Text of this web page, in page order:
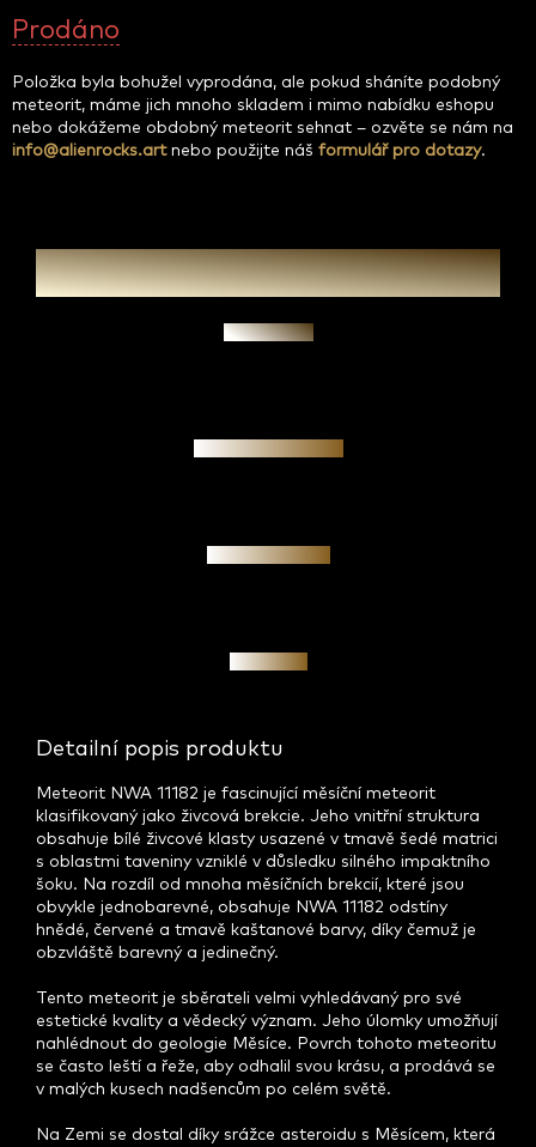
cena:
Prodáno
Položka byla bohužel vyprodána, ale pokud sháníte podobný
meteorit, máme jich mnoho skladem i mimo nabídku eshopu
nebo dokážeme obdobný meteorit sehnat – ozvěte se nám na
info@alienrocks.artnebo použijte náš formulář pro dotazy.
Zeptat se
Detailní popis produktu
Meteorit NWA 11182 je fascinující měsíční meteorit
klasifikovaný jako živcová brekcie. Jeho vnitřní struktura
obsahuje bílé živcové klasty usazené v tmavě šedé matrici
s oblastmi taveniny vzniklé v důsledku silného impaktního
šoku. Na rozdíl od mnoha měsíčních brekcií, které jsou
obvykle jednobarevné, obsahuje NWA 11182 odstíny
hnědé, červené a tmavě kaštanové barvy, díky čemuž je
obzvláště barevný a jedinečný.
Tento meteorit je sběrateli velmi vyhledávaný pro své
estetické kvality a vědecký význam. Jeho úlomky umožňují
nahlédnout do geologie Měsíce. Povrch tohoto meteoritu
se často leští a řeže, aby odhalil svou krásu, a prodává se
v malých kusech nadšencům po celém světě.
Na Zemi se dostal díky srážce asteroidu s Měsícem, která